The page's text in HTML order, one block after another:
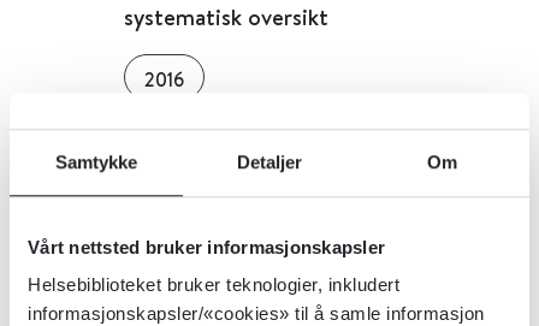
Samtykke Detaljer Om
Vårt nettsted bruker informasjonskapsler
Helsebiblioteket bruker teknologier, inkludert
informasjonskapsler/«cookies» til å samle informasjon
systematisk oversikt
2016
velvære hos barn berørt av HIV og
AIDS